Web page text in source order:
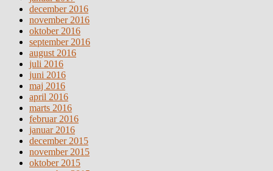
december 2016
november 2016
oktober 2016
september 2016
august 2016
juli 2016
juni 2016
maj 2016
april 2016
marts 2016
februar 2016
januar 2016
december 2015
november 2015
oktober 2015